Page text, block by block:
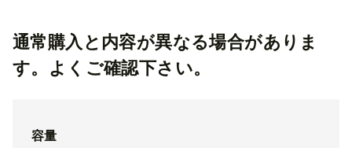
通常購入と内容が異なる場合がありま
す。よくご確認下さい。
容量